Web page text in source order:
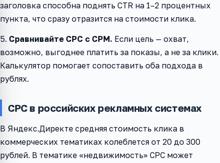
заголовка способна поднять CTR на 1–2 процентных
пункта, что сразу отразится на стоимости клика.
5. Сравнивайте CPC с CPM. Если цель — охват,
возможно, выгоднее платить за показы, а не за клики.
Калькулятор помогает сопоставить оба подхода в
рублях.
CPC в российских рекламных системах
В Яндекс.Директе средняя стоимость клика в
коммерческих тематиках колеблется от 20 до 300
рублей. В тематике «недвижимость» CPC может